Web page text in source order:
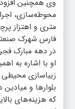
وی همچنین
متری و اهتزاز
در دهه مبارک
او با اشاره به
زیباسازی
بلوارها و
که هزینه‌های